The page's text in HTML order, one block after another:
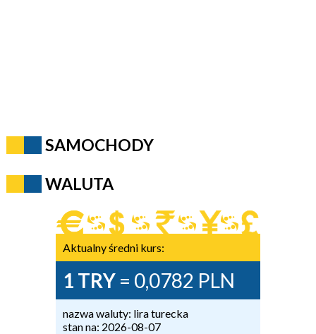
SAMOCHODY
WALUTA
Aktualny średni kurs:
1 TRY= 0,0782 PLN
nazwa waluty: lira turecka
stan na: 2026-08-07